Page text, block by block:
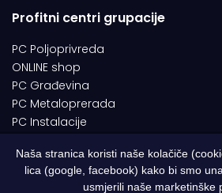
Profitni centri grupacije
PC Poljoprivreda
ONLINE shop
PC Građevina
PC Metaloprerada
PC Instalacije
© 1994-2026 | ITC d.o.o. Zenica. Sva
Naša stranica koristi naše kolačiče
lica (google, facebook) kako bi smo
usmjerili naše marketinške